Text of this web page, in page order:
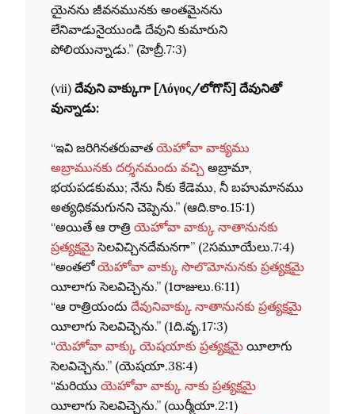
యైనను జీవనమునకు అంతమైనను
లేనివాడునైయుండి దేవుని కుమారుని
పోలియున్నాడు.” (హెబ్రీ.7:3)
(vii) దేవుని వాక్కుగా [Λόγος/లోగొస్] దేవునితో
వున్నాడు:
“ఇవి జరిగినతరువాత యెహోవా వాక్యము
అబ్రామునకు దర్శనమందు వచ్చి అబ్రామా,
భయపడకుము; నేను నీకు కేడెము, నీ బహుమానము
అత్యధికమగునని చెప్పెను.” (ఆది.కాం.15:1)
“అయితే ఆ రాత్రి యెహోవా వాక్కు నాతానునకు
ప్రత్యక్షమైసెలవిచ్చినదేమనగా” (2సమూయేలు.7:4)
“అంతలోయెహోవా వాక్కు సొలొమోనునకు ప్రత్యక్షమై
యీలాగు సెలవిచ్చెను.” (1రాజులు.6:11)
“ఆ రాత్రియందు దేవునివాక్కు నాతానునకు ప్రత్యక్షమై
యీలాగు సెలవిచ్చెను.” (1ది.వృ.17:3)
“యెహోవా వాక్కు యెషయాకు ప్రత్యక్షమై యీలాగు
సెలవిచ్చెను.” (యెషయా.38:4)
“మరియు యెహోవా వాక్కు నాకు ప్రత్యక్షమై
యీలాగు సెలవిచ్చెను.” (యిర్మీయా.2:1)